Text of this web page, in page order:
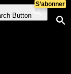
Button
S’abonner